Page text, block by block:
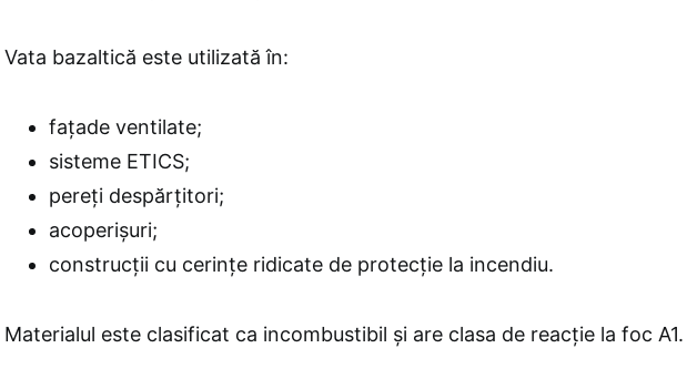
Vata bazaltică este utilizată în:
fațade ventilate;
sisteme ETICS;
pereți despărțitori;
acoperișuri;
construcții cu cerințe ridicate de protecție la incendiu.
Materialul este clasificat ca incombustibil și are clasa de reacție la foc A1.